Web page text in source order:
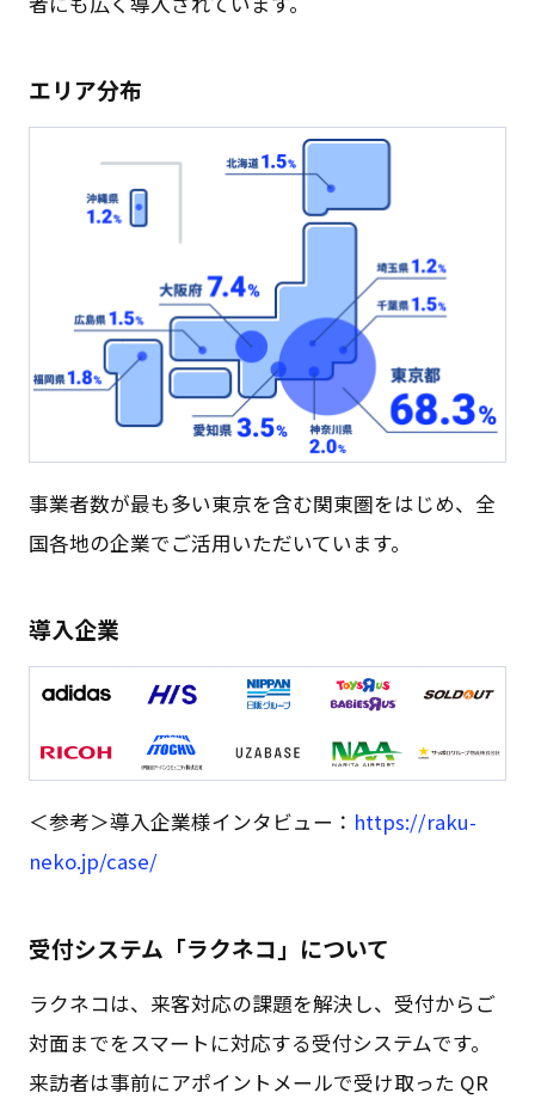
エリア分布
事業者数が最も多い東京を含む関東圏をはじめ、全
国各地の企業でご活用いただいています。
導入企業
＜参考＞導入企業様インタビュー： https://raku-
neko.jp/case/
受付システム「ラクネコ」について
ラクネコは、来客対応の課題を解決し、受付からご
対面までをスマートに対応する受付システムです。
来訪者は事前にアポイントメールで受け取った QR